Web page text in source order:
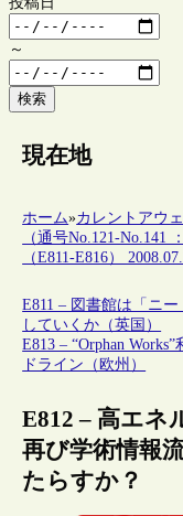
～
検索
現在地
ホーム»カレントアウ
（通号No.121-No.141
（E811-E816）
E811 – 図書館は「ニ
していくか（英国）
E813 – “Orphan
ドライン（欧州）
E812 – 高エネ
再び学術情報
たらすか？